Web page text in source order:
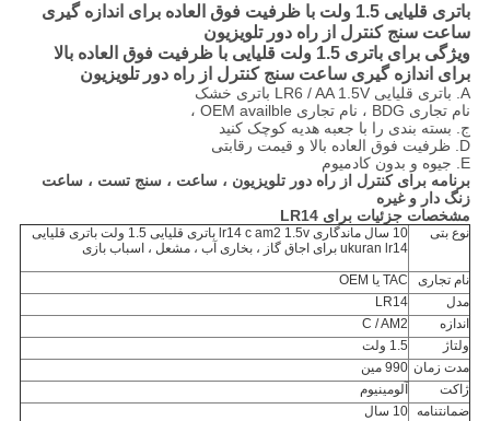
باتری قلیایی 1.5 ولت با ظرفیت فوق العاده برای اندازه گیری
ساعت سنج کنترل از راه دور تلویزیون
ویژگی برای باتری 1.5 ولت قلیایی با ظرفیت فوق العاده بالا
برای اندازه گیری ساعت سنج کنترل از راه دور تلویزیون
A. باتری قلیایی LR6 / AA 1.5V باتری خشک
نام تجاری BDG ، نام تجاری OEM availble ،
ج. بسته بندی را با جعبه هدیه کوچک کنید
D. ظرفیت فوق العاده بالا و قیمت رقابتی
E. جیوه و بدون کادمیوم
برنامه برای کنترل از راه دور تلویزیون ، ساعت ، سنج تست ، ساعت
زنگ دار و غیره
مشخصات جزئیات برای LR14
نوع بتی
10 سال ماندگاری lr14 c am2 1.5v باتری قلیایی 1.5 ولت باتری قلیایی
ukuran lr14 برای اجاق گاز ، بخاری آب ، مشعل ، اسباب بازی
نام تجاری
TAC یا OEM
مدل
LR14
اندازه
C / AM2
ولتاژ
1.5 ولت
مدت زمان 990 مین
ژاکت
آلومینیوم
ضمانتنامه
10 سال